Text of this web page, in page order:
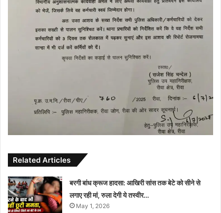
Related Articles
बरगी बांध क्रूज हादसा: आखिरी सांस तक बेटे को सीने से
लगाए रही मां, रुला देगी ये तस्वीर…
May 1, 2026